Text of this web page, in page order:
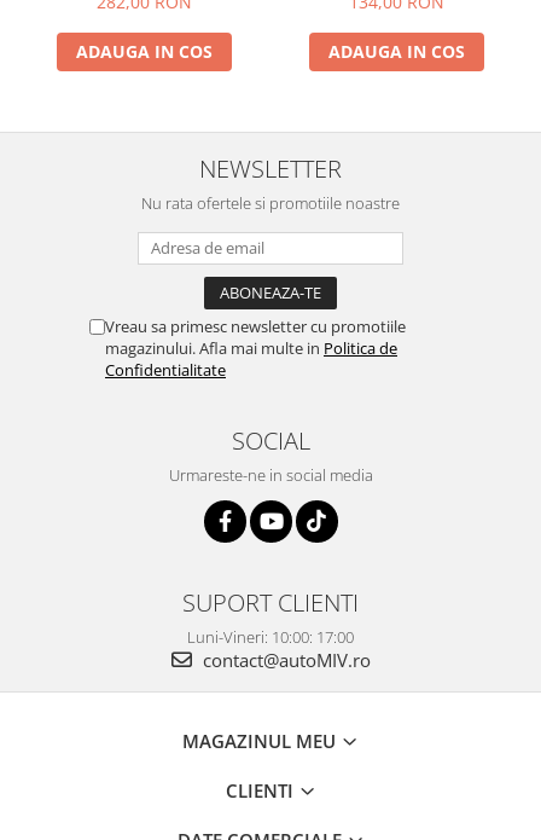
ADAUGA IN COS ADAUGA IN COS
NEWSLETTER
Nu rata ofertele si promotiile noastre
Vreau sa primesc newsletter cu promotiile
magazinului. Afla mai multe in Politica de
Confidentialitate
SOCIAL
Urmareste-ne in social media
SUPORT CLIENTI
Luni-Vineri: 10:00: 17:00
contact@autoMIV.ro
MAGAZINUL MEU
CLIENTI